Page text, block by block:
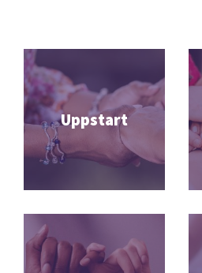
Uppstart